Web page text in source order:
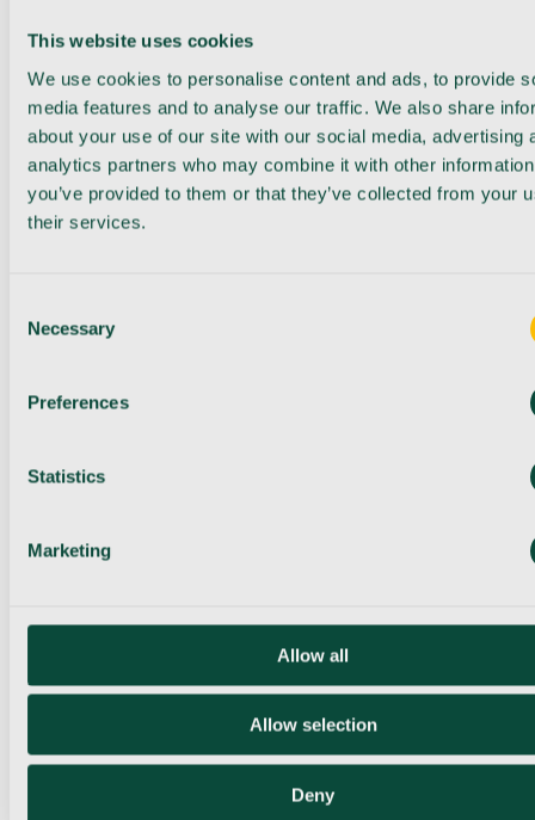
This website uses cookies
We use cookies to personalise content and ads, to provide
media features and to analyse our traffic. We also share
about your use of our site with our social media, advertising
analytics partners who may combine it with other
you’ve provided to them or that they’ve collected from your
their services.
Selection
Necessary
Preferences
Statistics
Marketing
Allow all
Allow selection
Deny